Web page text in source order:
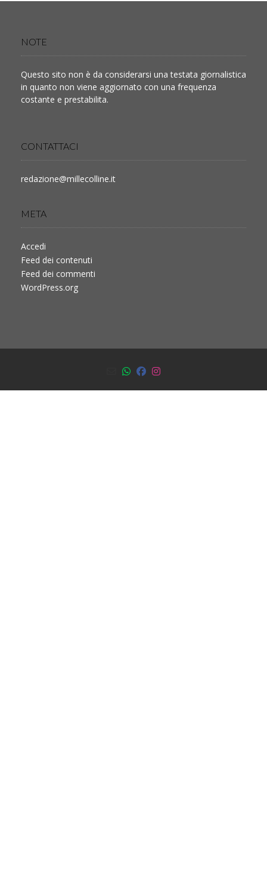
NOTE
Questo sito non è da considerarsi una testata giornalistica
in quanto non viene aggiornato con una frequenza
costante e prestabilita.
CONTATTACI
redazione@millecolline.it
META
Accedi
Feed dei contenuti
Feed dei commenti
WordPress.org